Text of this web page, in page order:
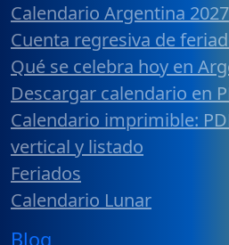
Calendario Argentina 2027
Cuenta regresiva de
Qué se celebra hoy en
Descargar calendario en
Calendario imprimible:
vertical y listado
Feriados
Calendario Lunar
Blog